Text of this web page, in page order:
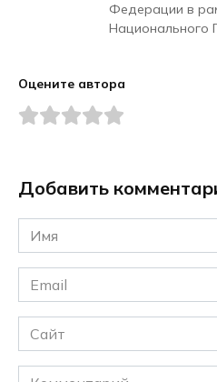
Федерации в
Национального
Оцените автора
Добавить
Имя
*
Email
*
Сайт
Комментарий